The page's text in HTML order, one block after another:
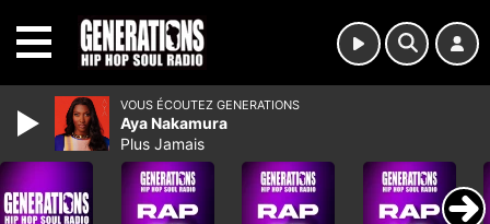
VOUS ÉCOUTEZ GENERATIONS
Aya Nakamura
Plus Jamais